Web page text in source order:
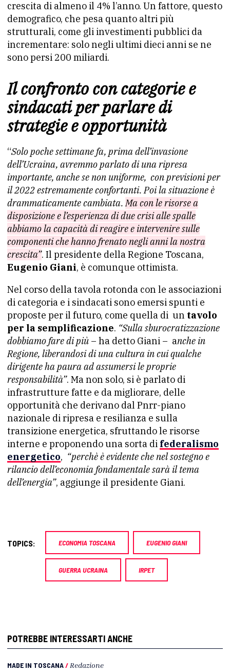
crescita di almeno il 4% l’anno. Un fattore, questo
demografico, che pesa quanto altri più
strutturali, come gli investimenti pubblici da
incrementare: solo negli ultimi dieci anni se ne
sono persi 200 miliardi.
Il confronto con categorie e
sindacati per parlare di
strategie e opportunità
“Solo poche settimane fa, prima dell’invasione
dell’Ucraina, avremmo parlato di una ripresa
importante, anche se non uniforme, con previsioni per
il 2022 estremamente confortanti. Poi la situazione è
drammaticamente cambiata.Ma con le risorse a
disposizione e l’esperienza di due crisi alle spalle
abbiamo la capacità di reagire e intervenire sulle
componenti che hanno frenato negli anni la nostra
crescita”. Il presidente della Regione Toscana,
Eugenio Giani, è comunque ottimista.
Nel corso della tavola rotonda con le associazioni
di categoria e i sindacati sono emersi spunti e
proposte per il futuro, come quella di un tavolo
per la semplificazione. “Sulla sburocratizzazione
dobbiamo fare di più – ha detto Giani – anche in
Regione, liberandosi di una cultura in cui qualche
dirigente ha paura ad assumersi le proprie
responsabilità”. Ma non solo, si è parlato di
infrastrutture fatte e da migliorare, delle
opportunità che derivano dal Pnrr-piano
nazionale di ripresa e resilianza e sulla
transizione energetica, sfruttando le risorse
interne e proponendo una sorta di federalismo
energetico, “perchè è evidente che nel sostegno e
rilancio dell’economia fondamentale sarà il tema
dell’energia”, aggiunge il presidente Giani.
TOPICS: ECONOMIA TOSCANA EUGENIO GIANI
GUERRA UCRAINA IRPET
POTREBBE INTERESSARTI ANCHE
MADE IN TOSCANA/ Redazione